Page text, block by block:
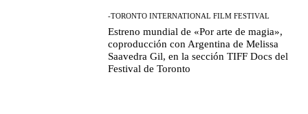
-TORONTO INTERNATIONAL FILM FESTIVAL
Estreno mundial de «Por arte de magia»,
coproducción con Argentina de Melissa
Saavedra Gil, en la sección TIFF Docs del
Festival de Toronto